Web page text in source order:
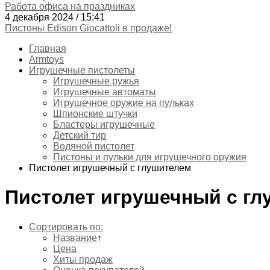
Работа офиса на праздниках
4 декабря 2024 / 15:41
Пистоны Edison Giocattoli в продаже!
Главная
Armtoys
Игрушечные пистолеты
Игрушечные ружья
Игрушечные автоматы
Игрушечное оружие на пульках
Шпионские штучки
Бластеры игрушечные
Детский тир
Водяной пистолет
Пистоны и пульки для игрушечного оружия
Пистолет игрушечный с глушителем
Пистолет игрушечный с
Сортировать по:
Название↑
Цена
Хиты продаж